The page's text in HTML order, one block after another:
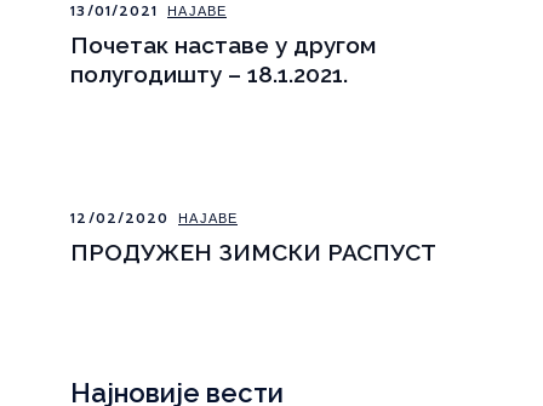
13/01/2021 НАЈАВЕ
Почетак наставе у другом
полугодишту – 18.1.2021.
12/02/2020 НАЈАВЕ
ПРОДУЖЕН ЗИМСКИ РАСПУСТ
Најновије вести